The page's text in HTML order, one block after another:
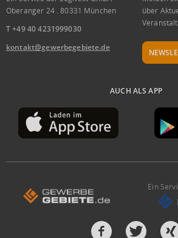
Oberanger 24 . 80331 München
T +49 40 4231999030
kontakt@gewerbegebiete.de
über
AUCH ALS APP
Ein